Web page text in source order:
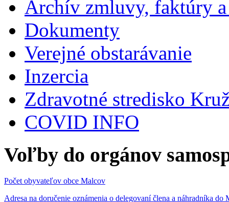
Archív zmluvy, faktúry
Dokumenty
Verejné obstarávanie
Inzercia
Zdravotné stredisko
COVID INFO
Voľby do orgánov
Počet obyvateľov obce Malcov
Adresa na doručenie oznámenia o delegovaní člena a náhradníka